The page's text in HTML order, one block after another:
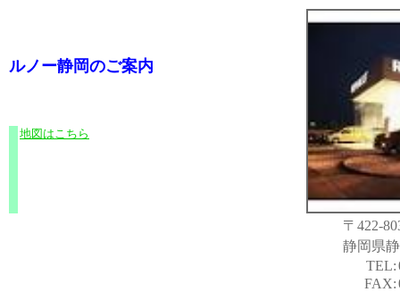
ルノー静岡のご案内
地図はこちら
〒422-
静岡県
TEL:
FAX: